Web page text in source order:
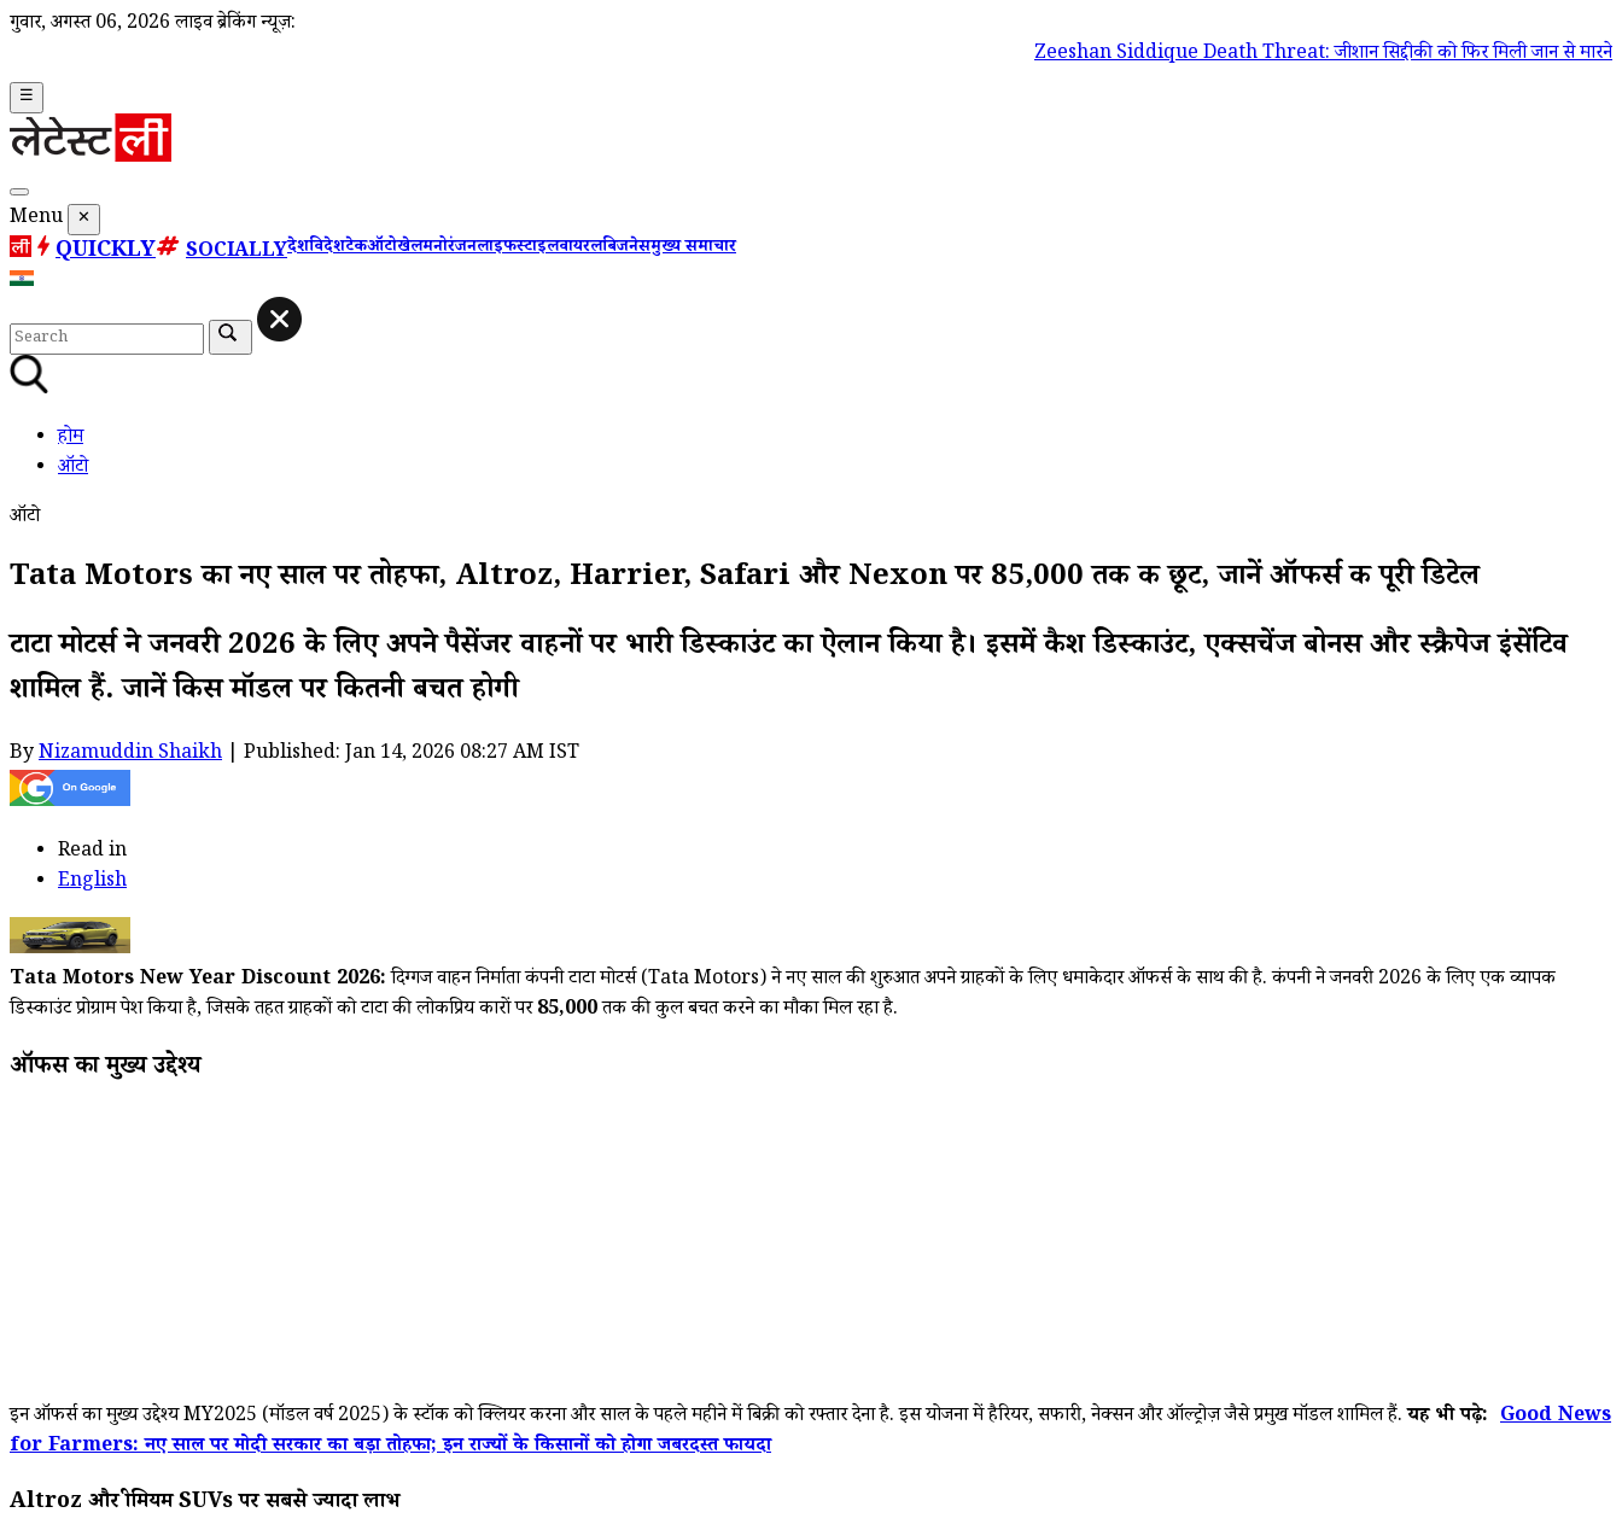
गुरूवार, अगस्त 06, 2026 लाइव ब्रेकिंग न्यूज़:
Zeeshan Siddique Death Threat: जीशान सिद्दीकी को फिर मिली जान से मारने की
☰
Menu ✕
QUICKLY SOCIALLYदेशविदेशटेकऑटोखेलमनोरंजनलाइफस्टाइलवायरलबिजनेसमुख्य समाचार
होम
ऑटो
ऑटो
Tata Motors का नए साल पर तोहफा, Altroz, Harrier, Safari और Nexon पर ₹85,000 तक की छूट, जानें ऑफर्स की पूरी डिटेल
टाटा मोटर्स ने जनवरी 2026 के लिए अपने पैसेंजर वाहनों पर भारी डिस्काउंट का ऐलान किया है। इसमें कैश डिस्काउंट, एक्सचेंज बोनस और स्क्रैपेज इंसेंटिव
शामिल हैं. जानें किस मॉडल पर कितनी बचत होगी
ByNizamuddin Shaikh | Published: Jan 14, 2026 08:27 AM IST
Read in
English
Tata Motors New Year Discount 2026:दिग्गज वाहन निर्माता कंपनी टाटा मोटर्स (Tata Motors) ने नए साल की शुरुआत अपने ग्राहकों के लिए धमाकेदार ऑफर्स के साथ की है. कंपनी ने जनवरी 2026 के लिए एक व्यापक
डिस्काउंट प्रोग्राम पेश किया है, जिसके तहत ग्राहकों को टाटा की लोकप्रिय कारों पर₹85,000तक की कुल बचत करने का मौका मिल रहा है.
ऑफर्स का मुख्य उद्देश्य
इन ऑफर्स का मुख्य उद्देश्य MY2025 (मॉडल वर्ष 2025) के स्टॉक को क्लियर करना और साल के पहले महीने में बिक्री को रफ्तार देना है. इस योजना में हैरियर, सफारी, नेक्सन और ऑल्ट्रोज़ जैसे प्रमुख मॉडल शामिल हैं.यह भी पढ़े: Good News
for Farmers: नए साल पर मोदी सरकार का बड़ा तोहफा; इन राज्यों के किसानों को होगा जबरदस्त फायदा
Altroz और प्रीमियम SUVs पर सबसे ज्यादा लाभ